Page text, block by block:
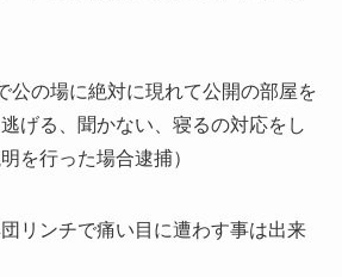
公の場に絶対に現れて公開の部屋を
げる、聞かない、寝るの対応をし
を行った場合逮捕）
リンチで痛い目に遭わす事は出来